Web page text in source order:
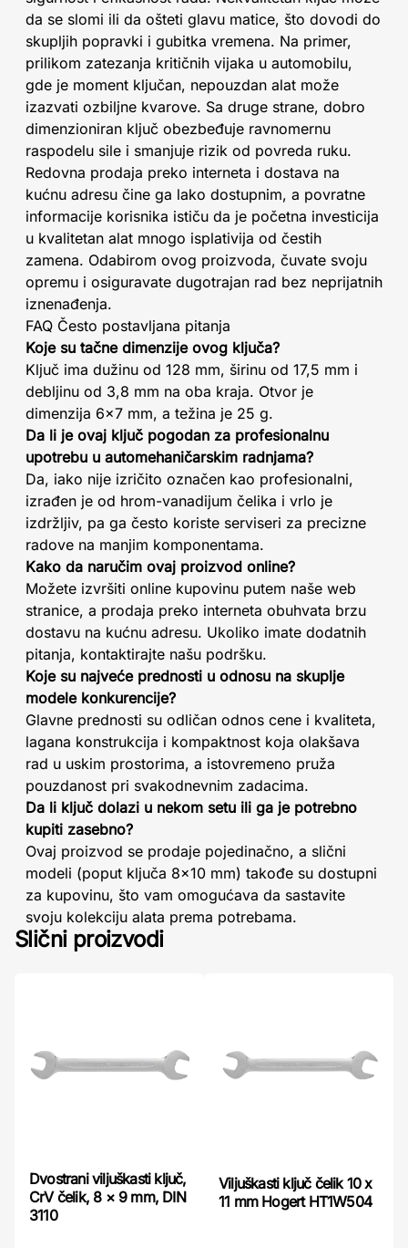
da se slomi ili da ošteti glavu matice, što dovodi do
skupljih popravki i gubitka vremena. Na primer,
prilikom zatezanja kritičnih vijaka u automobilu,
gde je moment ključan, nepouzdan alat može
izazvati ozbiljne kvarove. Sa druge strane, dobro
dimenzioniran ključ obezbeđuje ravnomernu
raspodelu sile i smanjuje rizik od povreda ruku.
Redovna prodaja preko interneta i dostava na
kućnu adresu čine ga lako dostupnim, a povratne
informacije korisnika ističu da je početna investicija
u kvalitetan alat mnogo isplativija od čestih
zamena. Odabirom ovog proizvoda, čuvate svoju
opremu i osiguravate dugotrajan rad bez neprijatnih
iznenađenja.
FAQ Često postavljana pitanja
Koje su tačne dimenzije ovog ključa?
Ključ ima dužinu od 128 mm, širinu od 17,5 mm i
debljinu od 3,8 mm na oba kraja. Otvor je
dimenzija 6x7 mm, a težina je 25 g.
Da li je ovaj ključ pogodan za profesionalnu
upotrebu u automehaničarskim radnjama?
Da, iako nije izričito označen kao profesionalni,
izrađen je od hrom-vanadijum čelika i vrlo je
izdržljiv, pa ga često koriste serviseri za precizne
radove na manjim komponentama.
Kako da naručim ovaj proizvod online?
Možete izvršiti online kupovinu putem naše web
stranice, a prodaja preko interneta obuhvata brzu
dostavu na kućnu adresu. Ukoliko imate dodatnih
pitanja, kontaktirajte našu podršku.
Koje su najveće prednosti u odnosu na skuplje
modele konkurencije?
Glavne prednosti su odličan odnos cene i kvaliteta,
lagana konstrukcija i kompaktnost koja olakšava
rad u uskim prostorima, a istovremeno pruža
pouzdanost pri svakodnevnim zadacima.
Da li ključ dolazi u nekom setu ili ga je potrebno
kupiti zasebno?
Ovaj proizvod se prodaje pojedinačno, a slični
modeli (poput ključa 8x10 mm) takođe su dostupni
za kupovinu, što vam omogućava da sastavite
svoju kolekciju alata prema potrebama.
Slični proizvodi
Dvostrani viljuškasti ključ,
CrV čelik, 8 × 9 mm, DIN
3110
Viljuškasti ključ čelik 10 x
11 mm Hogert HT1W504